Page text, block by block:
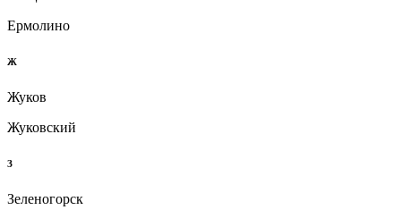
Ермолино
Ж
Жуков
Жуковский
З
Зеленогорск